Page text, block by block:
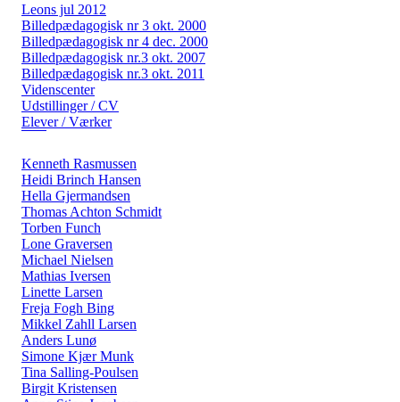
Leons jul 2012
Billedpædagogisk nr 3 okt. 2000
Billedpædagogisk nr 4 dec. 2000
Billedpædagogisk nr.3 okt. 2007
Billedpædagogisk nr.3 okt. 2011
Videnscenter
Udstillinger / CV
Elever / Værker
Kenneth Rasmussen
Heidi Brinch Hansen
Hella Gjermandsen
Thomas Achton Schmidt
Torben Funch
Lone Graversen
Michael Nielsen
Mathias Iversen
Linette Larsen
Freja Fogh Bing
Mikkel Zahll Larsen
Anders Lunø
Simone Kjær Munk
Tina Salling-Poulsen
Birgit Kristensen